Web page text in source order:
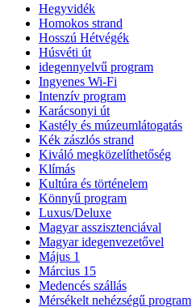
Hegyvidék
Homokos strand
Hosszú Hétvégék
Húsvéti út
idegennyelvű program
Ingyenes Wi-Fi
Intenzív program
Karácsonyi út
Kastély és múzeumlátogatás
Kék zászlós strand
Kiváló megközelíthetőség
Klímás
Kultúra és történelem
Könnyű program
Luxus/Deluxe
Magyar asszisztenciával
Magyar idegenvezetővel
Május 1
Március 15
Medencés szállás
Mérsékelt nehézségű program